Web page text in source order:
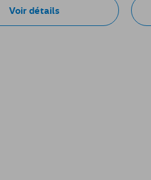
Voir détails